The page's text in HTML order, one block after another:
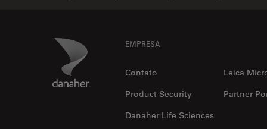
Danaher Logo EMPRESA
Contato
Leica
Product Security
Partner
Danaher Life Sciences